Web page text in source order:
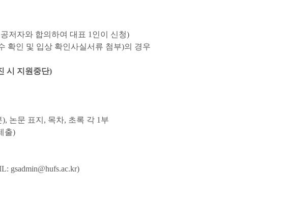
저자와 합의하여 대표 1인이 신청)
확인 및 입상 확인사실서류 첨부)의 경우
시 지원중단)
논문 표지, 목차, 초록 각 1부
출)
gsadmin@hufs.ac.kr)